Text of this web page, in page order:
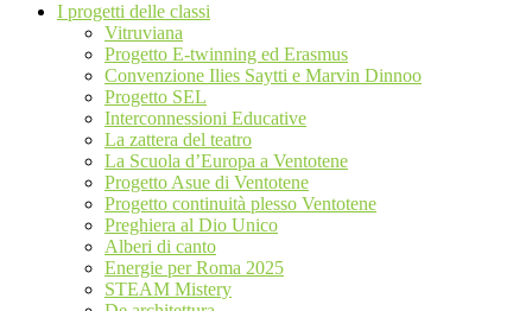
I progetti delle classi
Vitruviana
Progetto E-twinning ed Erasmus
Convenzione Ilies Saytti e Marvin Dinnoo
Progetto SEL
Interconnessioni Educative
La zattera del teatro
La Scuola d’Europa a Ventotene
Progetto Asue di Ventotene
Progetto continuità plesso Ventotene
Preghiera al Dio Unico
Alberi di canto
Energie per Roma 2025
STEAM Mistery